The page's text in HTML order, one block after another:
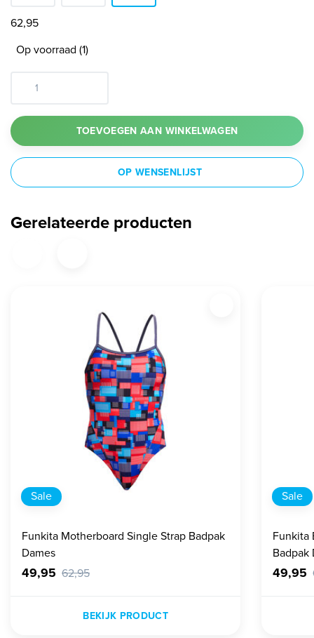
62,95
Op voorraad (1)
TOEVOEGEN AAN WINKELWAGEN
OP WENSENLIJST
Gerelateerde producten
Sale
Funkita Motherboard Single Strap Badpak
Dames
49,95 62,95
BEKIJK PRODUCT
Sale
Funkita
Badpak
49,95